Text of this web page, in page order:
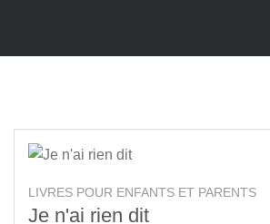
LIVRES POUR ENFANTS ET PARENTS
Je n'ai rien dit